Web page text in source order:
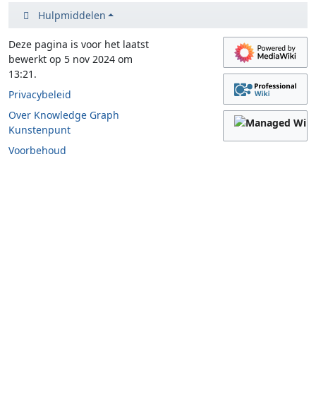
Hulpmiddelen
Deze pagina is voor het laatst
bewerkt op 5 nov 2024 om
13:21.
Privacybeleid
Over Knowledge Graph
Kunstenpunt
Voorbehoud